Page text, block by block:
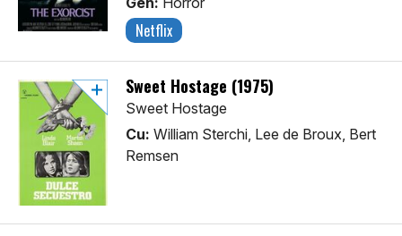
Netflix
Sweet Hostage (1975)
Sweet Hostage
Cu: William Sterchi, Lee de Broux, Bert
Remsen